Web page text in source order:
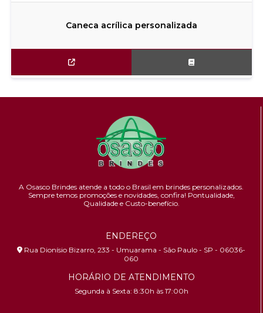
Caneca acrílica personalizada
A Osasco Brindes atende a todo o Brasil em brindes personalizados.
Sempre temos promoções e novidades, confira! Pontualidade,
Qualidade e Custo-benefício.
ENDEREÇO
Rua Dionísio Bizarro, 233 - Umuarama - São Paulo - SP - 06036-
060
HORÁRIO DE ATENDIMENTO
Segunda à Sexta: 8:30h às 17:00h